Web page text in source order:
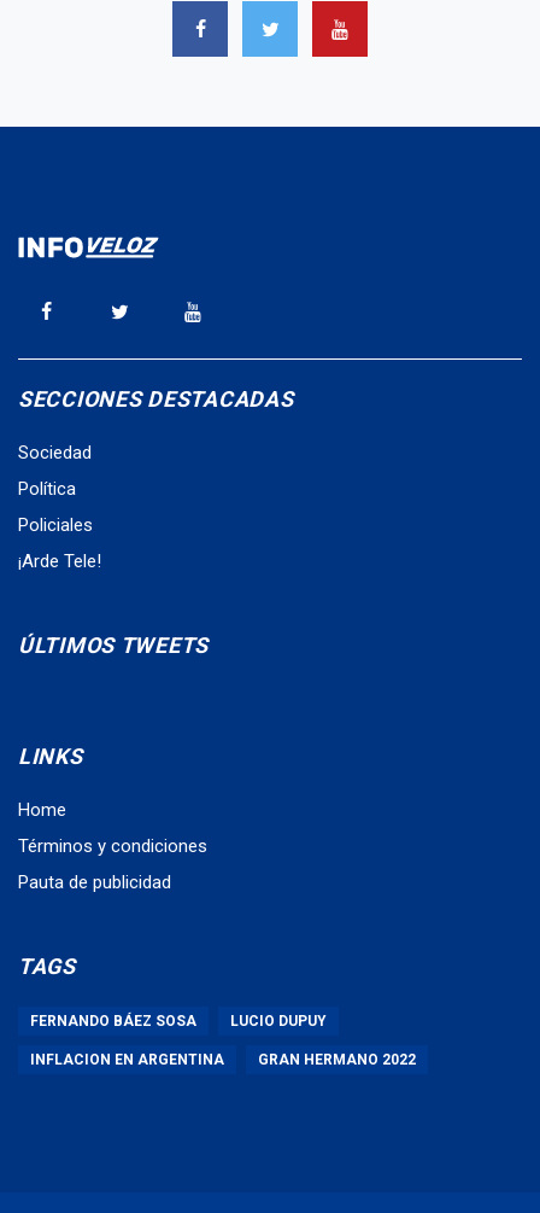
SECCIONES DESTACADAS
Sociedad
Política
Policiales
¡Arde Tele!
ÚLTIMOS TWEETS
LINKS
Home
Términos y condiciones
Pauta de publicidad
TAGS
FERNANDO BÁEZ SOSA LUCIO DUPUY
INFLACION EN ARGENTINA GRAN HERMANO 2022